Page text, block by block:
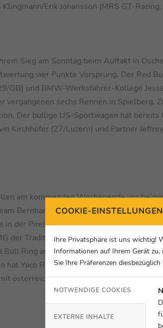
Erik Johansson (MRS GT-
Sieg am Sonntag beim Auftakt in
vier Punkte Vorsprung. Der Red
GB) und BMW-Werksfahrer-Kollege
vergangenen sechs Rennen in Spielberg.
Der bullige US-Sportwagen hat
Kirchhöfer (27/Luzern) und Partner
am kommenden Wochenende vor
Bernhard), Klaus Bachler (29/A,
in der Pirelli-Junior-Wertung, pilotieren
der Traditionsmannschaft Team Zakspeed
Ring ansässige GRT Grasser Racing
hat Yaco Racing: Simon Reicher (21/A)
österreichischer Lizenz antritt.
COOKIE-EINSTELLUNGEN
Ihre Privatsphäre ist uns wichtig!
Informationen auf Ihrem Gerät
Sie Ihre Präferenzen
NOTWENDIGE COOKIES
EXTERNE INHALTE